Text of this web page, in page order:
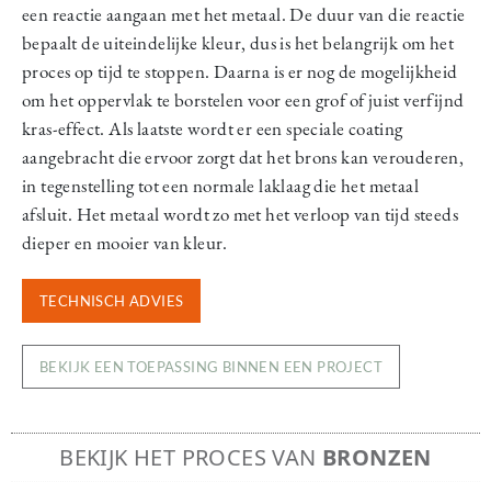
een reactie aangaan met het metaal. De duur van die reactie
bepaalt de uiteindelijke kleur, dus is het belangrijk om het
proces op tijd te stoppen. Daarna is er nog de mogelijkheid
om het oppervlak te borstelen voor een grof of juist verfijnd
kras-effect. Als laatste wordt er een speciale coating
aangebracht die ervoor zorgt dat het brons kan verouderen,
in tegenstelling tot een normale laklaag die het metaal
afsluit. Het metaal wordt zo met het verloop van tijd steeds
dieper en mooier van kleur.
TECHNISCH ADVIES
BEKIJK EEN TOEPASSING BINNEN EEN PROJECT
BEKIJK HET PROCES VAN BRONZEN